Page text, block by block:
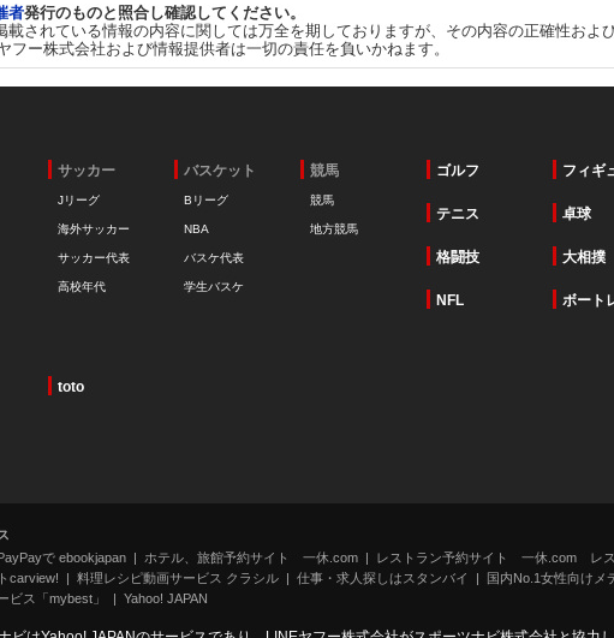
者発行のものと照合し確認してください。
されている情報の内容に関しては万全を期しておりますが、その内容の正確性お
ー株式会社および情報提供者は一切の責任を負いかねます。
サッカー
Jリーグ
海外サッカー
サッカー代表
高校年代
バスケット
Bリーグ
NBA
バスケ代表
学生バスケ
競馬
競馬
地方競馬
ゴルフ フィギ
テニス 卓球
格闘技 大相撲
NFL ボート
toto
で ebookjapan
ホテル、旅館予約サイト 一休.com
レストラン予約サイト 一休.com レ
carview!
料理レシピ動画サービス クラシル 仕事・求人探しはスタンバイ
国内No.1女性向けメ
ビス「mybest」
Yahoo! JAPAN